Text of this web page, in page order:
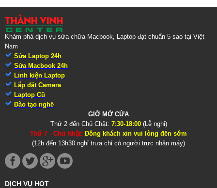
Khám phá dịch vụ sửa chữa Macbook, Laptop đạt chuẩn 5 sao tại Việt
Nam
Sửa Laptop 24h
Sửa Macbook 24h
Linh kiện Laptop
Lắp đặt Camera
Laptop Cũ
Đào tạo nghề
GIỜ MỞ CỬA
Thứ 2 đến Chủ Chật: 7:30-18:00(Lễ nghỉ)
Thứ 7 - Chủ Nhật: Đông khách xin vui lòng đến sớm
(12h đến 13h30 nghỉ trưa chỉ có người trực nhận máy)
DỊCH VỤ HOT